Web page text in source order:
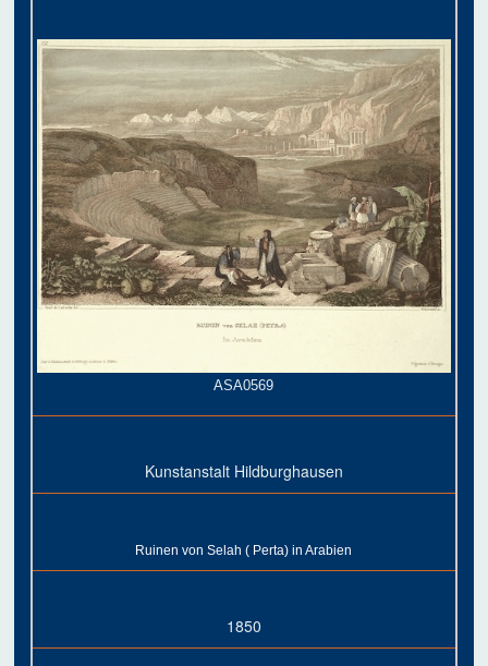
ASA0569
Kunstanstalt Hildburghausen
Ruinen von Selah ( Perta) in Arabien
1850